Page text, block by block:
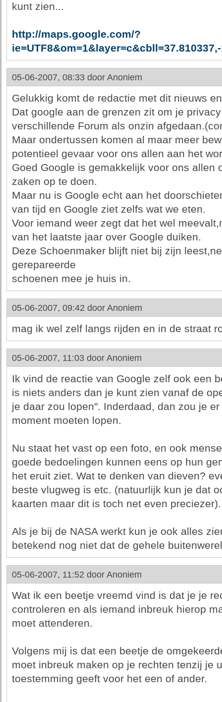
kunt zien...
http://maps.google.com/?
05-06-2007, 08:33 door Anoniem
Gelukkig komt de redactie met dit nieuws
Dat google aan de grenzen zit om je
verschillende Forum als onzin
Maar ondertussen komen al maar meer
potentieel gevaar voor ons allen aan het
Goed Google is gemakkelijk voor ons allen
zaken op te doen.
Maar nu is Google echt aan het
van tijd en Google ziet zelfs wat we eten.
Voor iemand weer zegt dat het wel
van het laatste jaar over Google duiken.
Deze Schoenmaker blijft niet bij zijn
gerepareerde
schoenen mee je huis in.
05-06-2007, 09:42 door Anoniem
mag ik wel zelf langs rijden en in de straat
05-06-2007, 11:03 door Anoniem
Ik vind de reactie van Google zelf ook een
is niets anders dan je kunt zien vanaf de
je daar zou lopen". Inderdaad, dan zou je er
moment moeten lopen.
Nu staat het vast op een foto, en ook
goede bedoelingen kunnen eens op hun
het eruit ziet. Wat te denken van dieven?
beste vlugweg is etc. (natuurlijk kun je dat
kaarten maar dit is toch net even preciezer).
Als je bij de NASA werkt kun je ook alles
betekend nog niet dat de gehele
05-06-2007, 11:52 door Anoniem
Wat ik een beetje vreemd vind is dat je je
controleren en als iemand inbreuk hierop
moet attenderen.
Volgens mij is dat een beetje de
moet inbreuk maken op je rechten tenzij je
toestemming geeft voor het een of ander.